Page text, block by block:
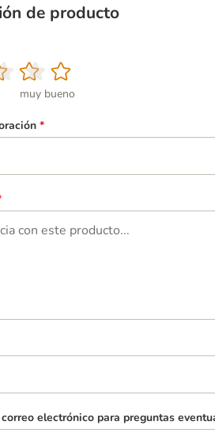
de producto
muy bueno
*
electrónico para preguntas